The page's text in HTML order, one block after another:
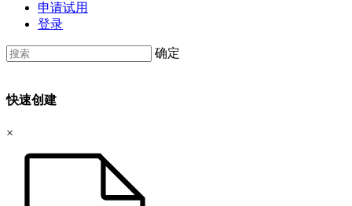
申请试用
登录
确定
快速创建
×